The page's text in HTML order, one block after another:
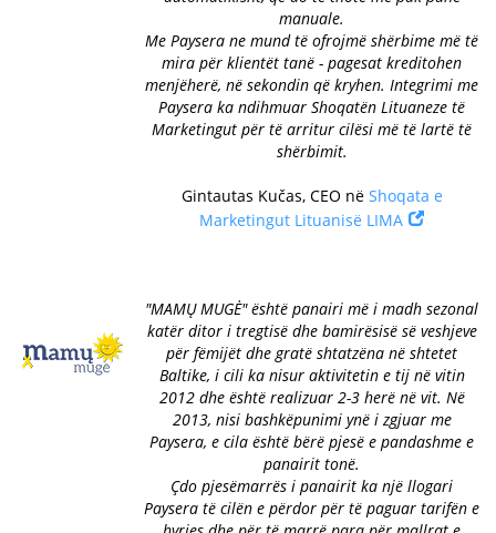
manuale.
Me Paysera ne mund të ofrojmë shërbime më të
mira për klientët tanë - pagesat kreditohen
menjëherë, në sekondin që kryhen. Integrimi me
Paysera ka ndihmuar Shoqatën Lituaneze të
Marketingut për të arritur cilësi më të lartë të
shërbimit.
Gintautas Kučas, CEO në Shoqata e
Marketingut Lituanisë LIMA
"MAMŲ MUGĖ" është panairi më i madh sezonal
katër ditor i tregtisë dhe bamirësisë së veshjeve
për fëmijët dhe gratë shtatzëna në shtetet
Baltike, i cili ka nisur aktivitetin e tij në vitin
2012 dhe është realizuar 2-3 herë në vit. Në
2013, nisi bashkëpunimi ynë i zgjuar me
Paysera, e cila është bërë pjesë e pandashme e
panairit tonë.
Çdo pjesëmarrës i panairit ka një llogari
Paysera të cilën e përdor për të paguar tarifën e